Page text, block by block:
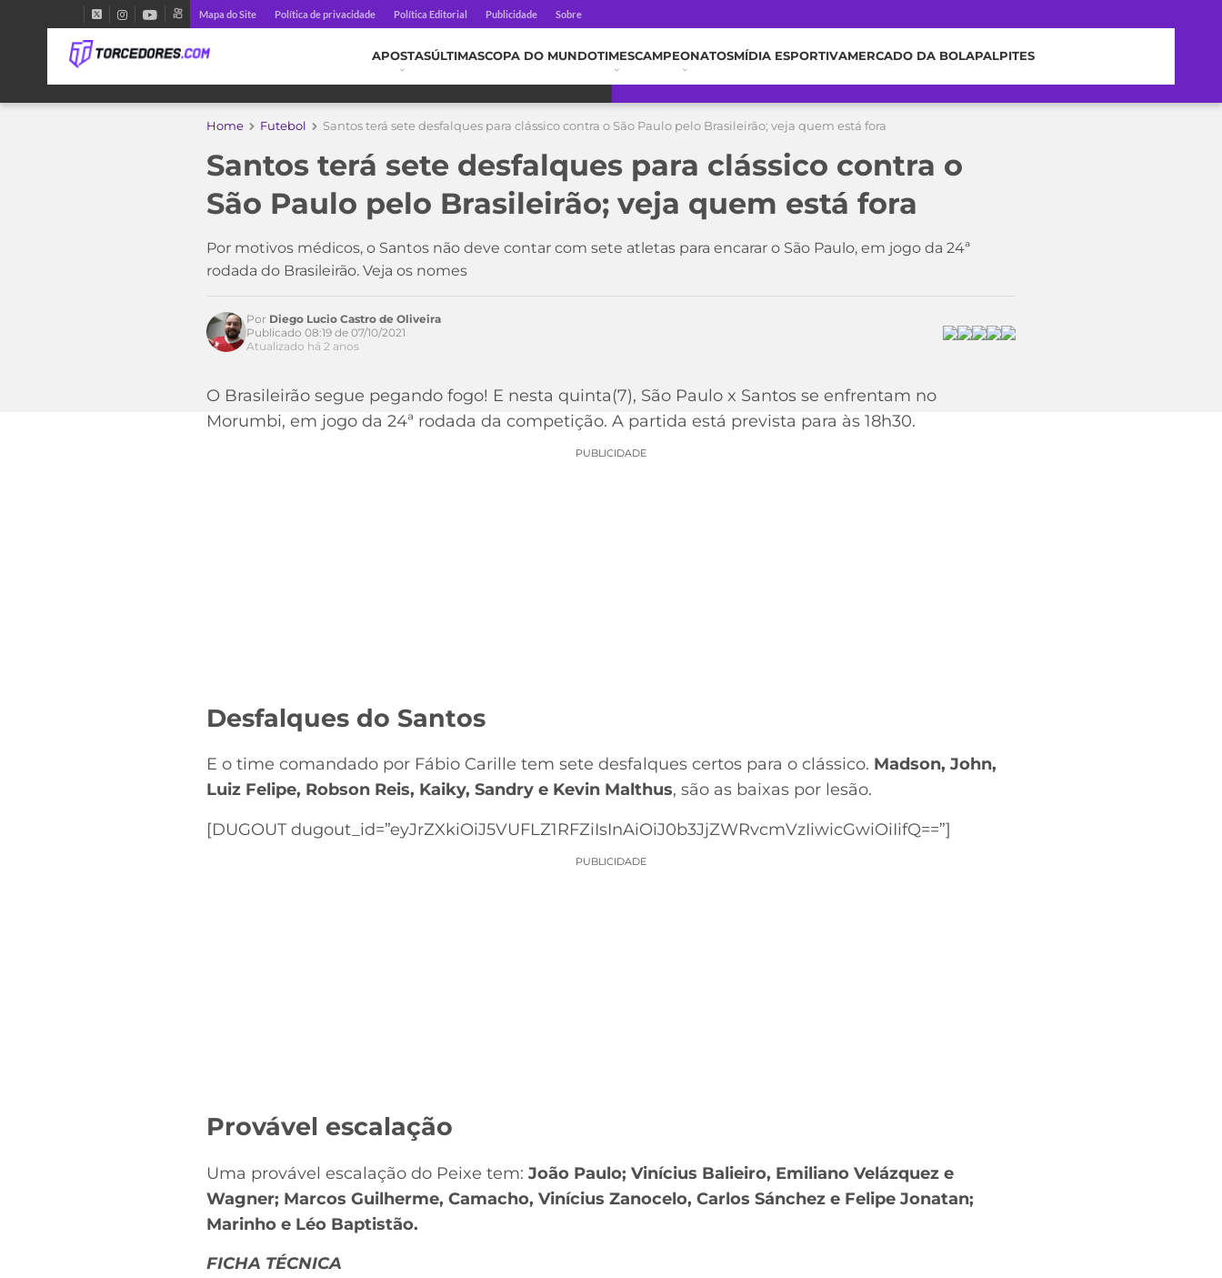
Mapa do Site Política de privacidade Política Editorial Publicidade Sobre
APOSTASÚLTIMASCOPA DO MUNDOTIMESCAMPEONATOSMÍDIA ESPORTIVAMERCADO DA BOLAPALPITES
Home Futebol Santos terá sete desfalques para clássico contra o São Paulo pelo Brasileirão; veja quem está fora
Santos terá sete desfalques para clássico contra o
São Paulo pelo Brasileirão; veja quem está fora
Por motivos médicos, o Santos não deve contar com sete atletas para encarar o São Paulo, em jogo da 24ª
rodada do Brasileirão. Veja os nomes
Acesse o perfil do autor
Por Diego Lucio Castro de Oliveira
Publicado 08:19 de 07/10/2021
Atualizado há 2 anos
O Brasileirão segue pegando fogo! E nesta quinta(7), São Paulo x Santos se enfrentam no
Morumbi, em jogo da 24ª rodada da competição. A partida está prevista para às 18h30.
PUBLICIDADE
Desfalques do Santos
E o time comandado por Fábio Carille tem sete desfalques certos para o clássico. Madson, John,
Luiz Felipe, Robson Reis, Kaiky, Sandry e Kevin Malthus, são as baixas por lesão.
[DUGOUT dugout_id=”eyJrZXkiOiJ5VUFLZ1RFZiIsInAiOiJ0b3JjZWRvcmVzIiwicGwiOiIifQ==”]
PUBLICIDADE
Provável escalação
Uma provável escalação do Peixe tem: João Paulo; Vinícius Balieiro, Emiliano Velázquez e
Wagner; Marcos Guilherme, Camacho, Vinícius Zanocelo, Carlos Sánchez e Felipe Jonatan;
Marinho e Léo Baptistão.
FICHA TÉCNICA